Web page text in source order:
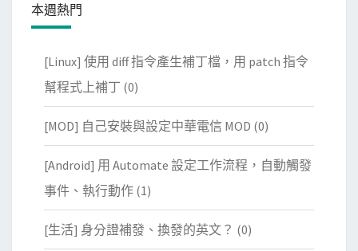
本週熱門
[Linux] 使用 diff 指令產生補丁檔，用 patch 指令
幫程式上補丁 (0)
[MOD] 自己安裝與設定中華電信 MOD (0)
[Android] 用 Automate 設定工作流程，自動觸發
事件、執行動作 (1)
[生活] 身分證補發、換發的英文？ (0)